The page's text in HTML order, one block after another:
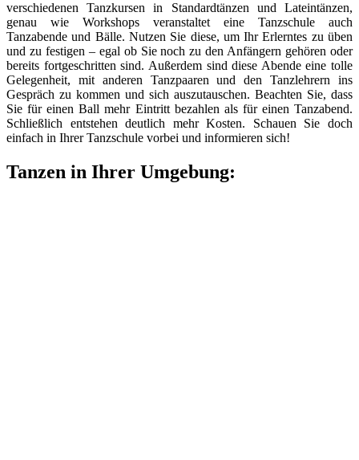
verschiedenen Tanzkursen in Standardtänzen und Lateintänzen,
genau wie Workshops veranstaltet eine Tanzschule auch
Tanzabende und Bälle. Nutzen Sie diese, um Ihr Erlerntes zu üben
und zu festigen – egal ob Sie noch zu den Anfängern gehören oder
bereits fortgeschritten sind. Außerdem sind diese Abende eine tolle
Gelegenheit, mit anderen Tanzpaaren und den Tanzlehrern ins
Gespräch zu kommen und sich auszutauschen. Beachten Sie, dass
Sie für einen Ball mehr Eintritt bezahlen als für einen Tanzabend.
Schließlich entstehen deutlich mehr Kosten. Schauen Sie doch
einfach in Ihrer Tanzschule vorbei und informieren sich!
Tanzen in Ihrer Umgebung: